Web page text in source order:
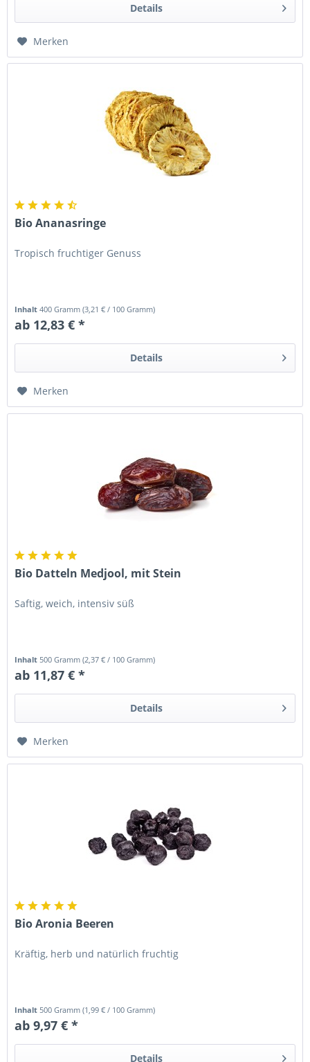
Details
Merken
Bio Ananasringe
Tropisch fruchtiger Genuss
Inhalt400 Gramm(3,21 € / 100 Gramm)
ab 12,83 € *
Details
Merken
Bio Datteln Medjool, mit Stein
Saftig, weich, intensiv süß
Inhalt500 Gramm(2,37 € / 100 Gramm)
ab 11,87 € *
Details
Merken
Bio Aronia Beeren
Kräftig, herb und natürlich fruchtig
Inhalt 500 Gramm(1,99 € / 100 Gramm)
ab 9,97 € *
Details